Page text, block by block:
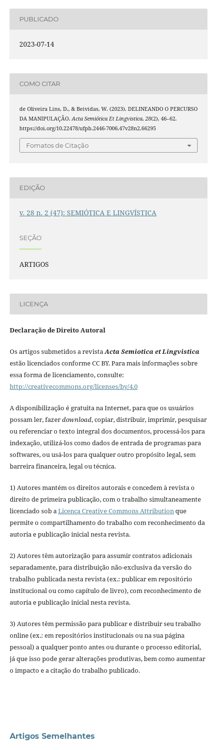
PUBLICADO
2023-07-14
COMO CITAR
de Oliveira Lins, D., & Beividas, W. (2023). DELINEANDO O PERCURSO
DA MANIPULAÇÃO.Acta Semiótica Et Lingvistica, 28(2), 46–62.
https://doi.org/10.22478/ufpb.2446-7006.47v28n2.66295
Fomatos de Citação
EDIÇÃO
v. 28 n. 2 (47): SEMIÓTICA E LINGVÍSTICA
SEÇÃO
ARTIGOS
LICENÇA
Declaração de Direito Autoral
Os artigos submetidos a revista Acta Semiotica et Lingvistica
estão licenciados conforme CC BY. Para mais informações sobre
essa forma de licenciamento, consulte:
http://creativecommons.org/licenses/by/4.0
A disponibilização é gratuita na Internet, para que os usuários
possam ler, fazerdownload, copiar, distribuir, imprimir, pesquisar
ou referenciar o texto integral dos documentos, processá-los para
indexação, utilizá-los como dados de entrada de programas para
softwares, ou usá-los para qualquer outro propósito legal, sem
barreira financeira, legal ou técnica.
1) Autores mantém os direitos autorais e concedem à revista o
direito de primeira publicação, com o trabalho simultaneamente
licenciado sob aLicença Creative Commons Attributionque
permite o compartilhamento do trabalho com reconhecimento da
autoria e publicação inicial nesta revista.
2) Autores têm autorização para assumir contratos adicionais
separadamente, para distribuição não-exclusiva da versão do
trabalho publicada nesta revista (ex.: publicar em repositório
institucional ou como capítulo de livro), com reconhecimento de
autoria e publicação inicial nesta revista.
3) Autores têm permissão para publicar e distribuir seu trabalho
online (ex.: em repositórios institucionais ou na sua página
pessoal) a qualquer ponto antes ou durante o processo editorial,
já que isso pode gerar alterações produtivas, bem como aumentar
o impacto e a citação do trabalho publicado.
Artigos Semelhantes